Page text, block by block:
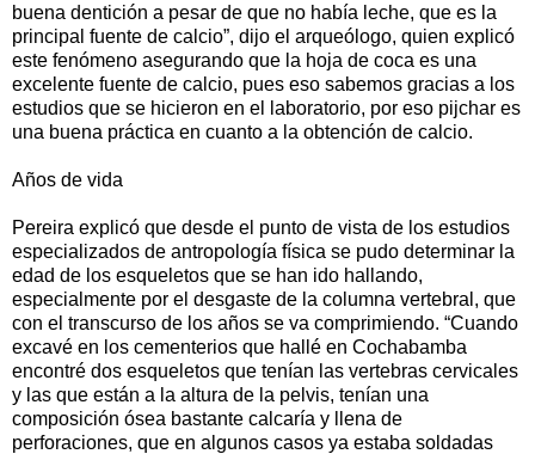
buena dentición a pesar de que no había leche, que es la
principal fuente de calcio”, dijo el arqueólogo, quien explicó
este fenómeno asegurando que la hoja de coca es una
excelente fuente de calcio, pues eso sabemos gracias a los
estudios que se hicieron en el laboratorio, por eso pijchar es
una buena práctica en cuanto a la obtención de calcio.
Años de vida
Pereira explicó que desde el punto de vista de los estudios
especializados de antropología física se pudo determinar la
edad de los esqueletos que se han ido hallando,
especialmente por el desgaste de la columna vertebral, que
con el transcurso de los años se va comprimiendo. “Cuando
excavé en los cementerios que hallé en Cochabamba
encontré dos esqueletos que tenían las vertebras cervicales
y las que están a la altura de la pelvis, tenían una
composición ósea bastante calcaría y llena de
perforaciones, que en algunos casos ya estaba soldadas